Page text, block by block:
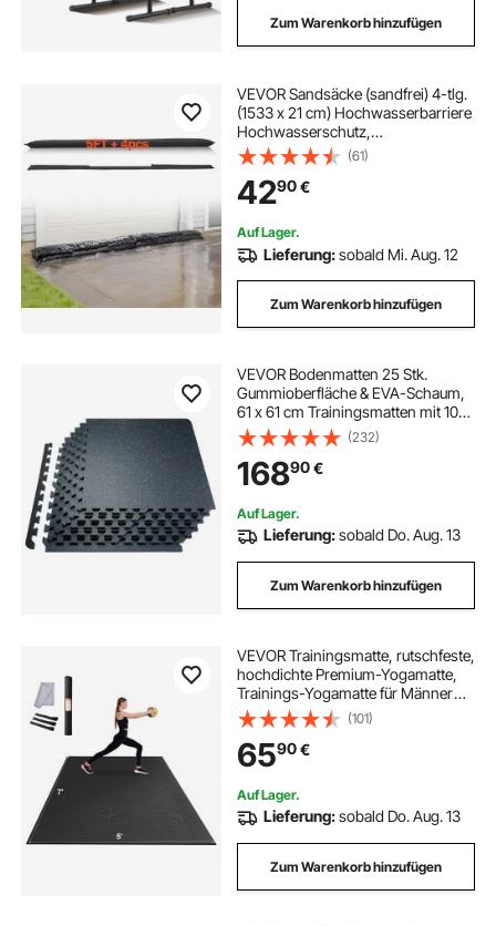
Zum Warenkorb hinzufügen
VEVOR Sandsäcke (sandfrei) 4-tlg.
(1533 x 21 cm) Hochwasserbarriere
Hochwasserschutz,
Überschwemmungsschutzsäcke
für Haus Tür Keller Garage
Hochwassersäcke
Hochwassersperre
(61)
4290€
Auf Lager.
Lieferung:sobald Mi. Aug. 12
Zum Warenkorb hinzufügen
VEVOR Bodenmatten 25 Stk.
Gummioberfläche & EVA-Schaum,
61 x 61 cm Trainingsmatten mit 100
Quadratfuß Abdeckung,
ineinandergreifende
Gymnastikmatten für Fitnessstudio
Garage, Schwarz & Blau
(232)
16890€
Auf Lager.
Lieferung:sobald Do. Aug. 13
Zum Warenkorb hinzufügen
VEVOR Trainingsmatte, rutschfeste,
hochdichte Premium-Yogamatte,
Trainings-Yogamatte für Männer
und Frauen, Fitness- und
Trainingsmatte mit Tasche und
Tragegurt, für alle Arten von Heim-
Yoga, Pilates und Bodentraining (2,1
x 1,5 m)
(101)
6590€
Auf Lager.
Lieferung:sobald Do. Aug. 13
Zum Warenkorb hinzufügen